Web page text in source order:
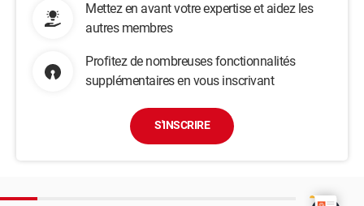
Mettez en avant votre expertise et aidez les
autres membres
Profitez de nombreuses fonctionnalités
supplémentaires en vous inscrivant
S'INSCRIRE